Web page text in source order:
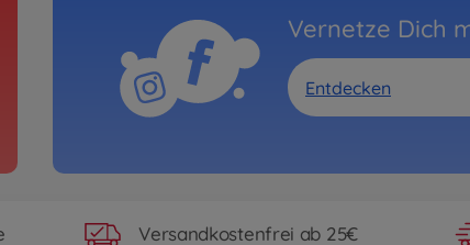
Vernetze Dich
Entdecken
Versandkostenfrei ab 25€